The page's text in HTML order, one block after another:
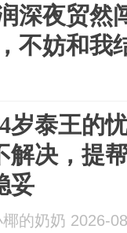
深夜贸然
不妨和我
岁泰王的
解决，提
妥
椰的奶奶 2026-